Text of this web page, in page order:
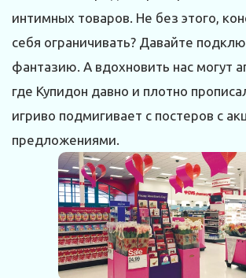
интимных товаров. Не без этого,
себя ограничивать? Давайте
фантазию. А вдохновить нас могут
где Купидон давно и плотно
игриво подмигивает с постеров с
предложениями.